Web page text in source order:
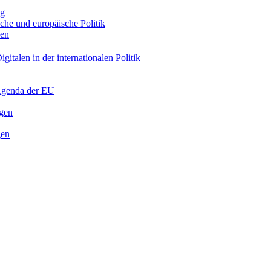
und europäische Politik
in der internationalen Politik
der EU